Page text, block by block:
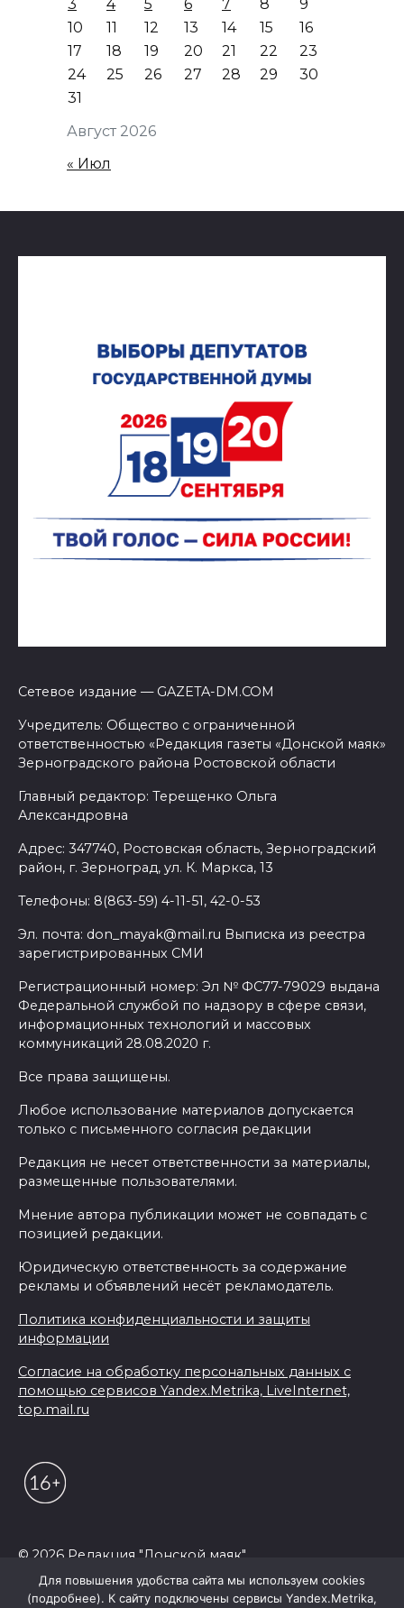
Август 2026
3
4 5 6 7 8
9
10
11 12 13 14 15
16
17
18 19 20 21 22
23
24
25 26 27 28 29
30
31
« Июл
Сетевое издание — GAZETA-DM.COM
Учредитель: Общество с ограниченной
ответственностью «Редакция газеты «Донской маяк»
Зерноградского района Ростовской области
Главный редактор: Терещенко Ольга
Александровна
Адрес: 347740, Ростовская область, Зерноградский
район, г. Зерноград, ул. К. Маркса, 13
Телефоны: 8(863-59) 4-11-51, 42-0-53
Эл. почта: don_mayak@mail.ru Выписка из реестра
зарегистрированных СМИ
Регистрационный номер: Эл № ФС77-79029 выдана
Федеральной службой по надзору в сфере связи,
информационных технологий и массовых
коммуникаций 28.08.2020 г.
Все права защищены.
Любое использование материалов допускается
только с письменного согласия редакции
Редакция не несет ответственности за материалы,
размещенные пользователями.
Мнение автора публикации может не совпадать с
позицией редакции.
Юридическую ответственность за содержание
рекламы и объявлений несёт рекламодатель.
Политика конфиденциальности и защиты
информации
Согласие на обработку персональных данных с
помощью сервисов Yandex.Metrika, LiveInternet,
top.mail.ru
© 2026 Редакция "Донской маяк"
Для повышения удобства сайта мы используем cookies
(подробнее). К сайту подключены сервисы Yandex.Metrika,